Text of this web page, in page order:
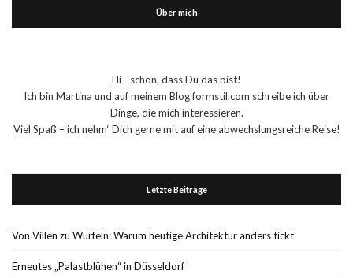
Über mich
Hi - schön, dass Du das bist!
Ich bin Martina und auf meinem Blog formstil.com schreibe ich über
Dinge, die mich interessieren.
Viel Spaß – ich nehm‘ Dich gerne mit auf eine abwechslungsreiche Reise!
Letzte Beiträge
Von Villen zu Würfeln: Warum heutige Architektur anders tickt
Erneutes „Palastblühen“ in Düsseldorf